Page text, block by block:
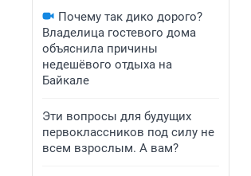
Почему так дико дорого?
Владелица гостевого дома
объяснила причины
недешёвого отдыха на
Байкале
Эти вопросы для будущих
первоклассников под силу не
всем взрослым. А вам?